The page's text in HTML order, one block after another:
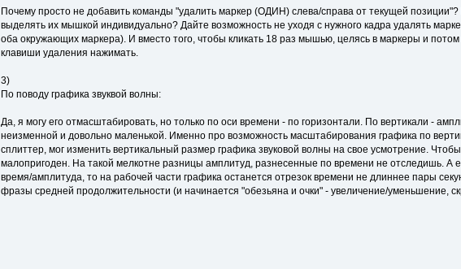
Почему просто не добавить команды "удалить маркер (ОДИН) слева/справа от текущей
выделять их мышкой индивидуально? Дайте возможность не уходя с нужного кадра удалять
оба окружающих маркера). И вместо того, чтобы кликать 18 раз мышью, целясь в маркеры и
клавиши удаления нажимать.
3)
По поводу графика звуквой волны:
Да, я могу его отмасштабировать, но только по оси времени - по горизонтали. По вертикали -
неизменной и довольно маленькой. Именно про возможность масштабирования графика по
сплиттер, мог изменить вертикальный размер графика звуковой волны на свое усмотрение.
малопригоден. На такой мелкотне разницы амплитуд, разнесенные по времени не отследишь. А
время/амплитуда, то на рабочей части графика останется отрезок времени не длиннее пары
фразы средней продолжительности (и начинается "обезьяна и очки" - увеличение/уменьшение,